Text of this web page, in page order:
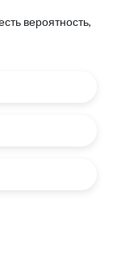
вероятность,